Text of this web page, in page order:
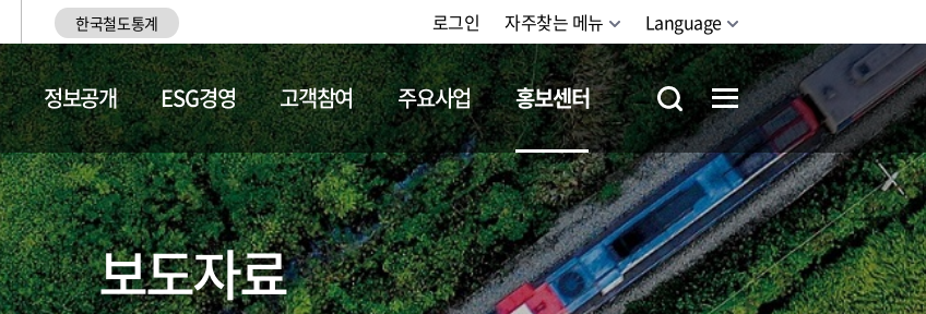
한국철도통계 로그인 자주찾는 메뉴 Language
정보공개 ESG경영 고객참여 주요사업 홍보센터
갤러리 기차소개 철도체험
보도자료